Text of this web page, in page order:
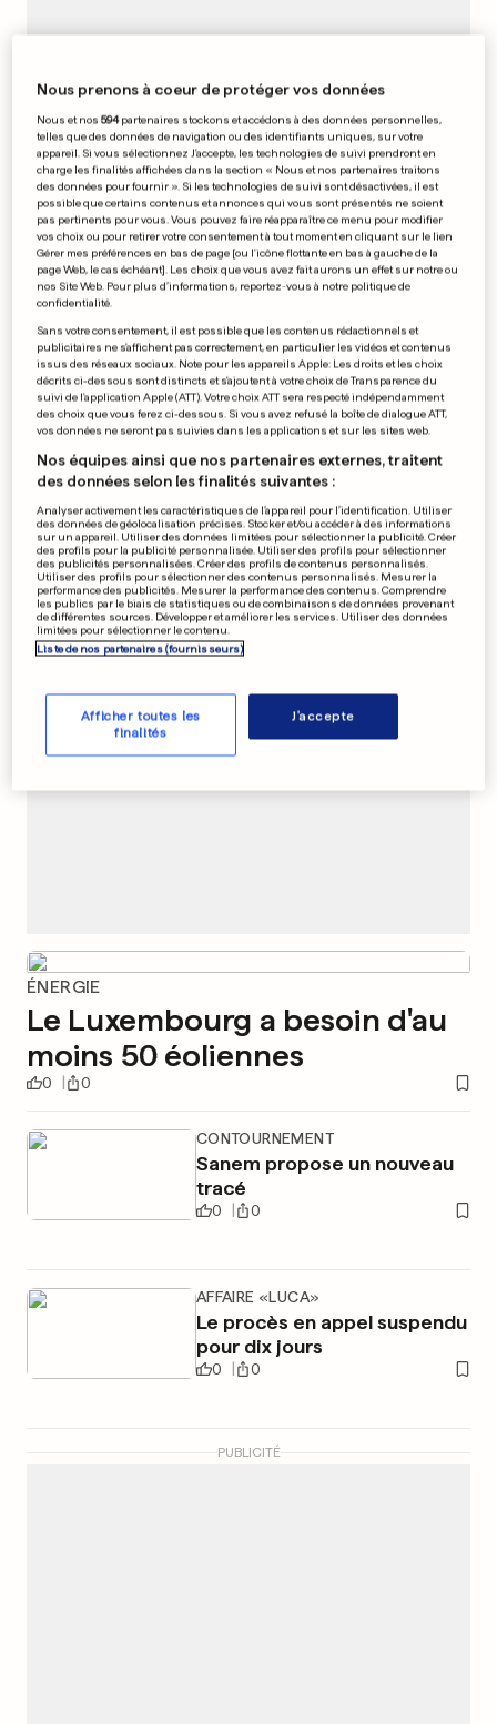
À ISTANBUL
Red Bull veut gommer les
erreurs du passé
0 0
«GERMANY’S NEXT TOPMODEL»
C’est fini pour Florence
0 0
ARNAQUE AU LUXEMBOURG
Attention aux faux policiers!
0 0
PUBLICITÉ
ÉNERGIE
Le Luxembourg a besoin d'au
moins 50 éoliennes
0 0
CONTOURNEMENT
Sanem propose un nouveau
tracé
0 0
AFFAIRE «LUCA»
Le procès en appel suspendu
pour dix jours
0 0
PUBLICITÉ
Nous prenons à coeur de protéger vos données
Nous et nos594partenaires stockons et accédons à des données personnelles,
telles que des données de navigation ou des identifiants uniques, sur votre
appareil. Si vous sélectionnez J'accepte, les technologies de suivi prendront en
charge les finalités affichées dans la section « Nous et nos partenaires traitons
des données pour fournir ». Si les technologies de suivi sont désactivées, il est
possible que certains contenus et annonces qui vous sont présentés ne soient
pas pertinents pour vous. Vous pouvez faire réapparaître ce menu pour modifier
vos choix ou pour retirer votre consentement à tout moment en cliquant sur le lien
Gérer mes préférences en bas de page [ou l'icône flottante en bas à gauche de la
page Web, le cas échéant]. Les choix que vous avez fait aurons un effet sur notre ou
nos Site Web. Pour plus d’informations, reportez-vous à notre politique de
confidentialité.
Sans votre consentement, il est possible que les contenus rédactionnels et
publicitaires ne s'affichent pas correctement, en particulier les vidéos et contenus
issus des réseaux sociaux. Note pour les appareils Apple: Les droits et les choix
décrits ci-dessous sont distincts et s'ajoutent à votre choix de Transparence du
suivi de l'application Apple (ATT). Votre choix ATT sera respecté indépendamment
des choix que vous ferez ci-dessous. Si vous avez refusé la boîte de dialogue ATT,
vos données ne seront pas suivies dans les applications et sur les sites web.
Nos équipes ainsi que nos partenaires externes, traitent
des données selon les finalités suivantes :
Analyser activement les caractéristiques de l’appareil pour l’identification. Utiliser
des données de géolocalisation précises. Stocker et/ou accéder à des informations
sur un appareil. Utiliser des données limitées pour sélectionner la publicité. Créer
des profils pour la publicité personnalisée. Utiliser des profils pour sélectionner
des publicités personnalisées. Créer des profils de contenus personnalisés.
Utiliser des profils pour sélectionner des contenus personnalisés. Mesurer la
performance des publicités. Mesurer la performance des contenus. Comprendre
les publics par le biais de statistiques ou de combinaisons de données provenant
de différentes sources. Développer et améliorer les services. Utiliser des données
limitées pour sélectionner le contenu.
Liste de nos partenaires (fournisseurs)
Afficher toutes les
finalités
J'accepte